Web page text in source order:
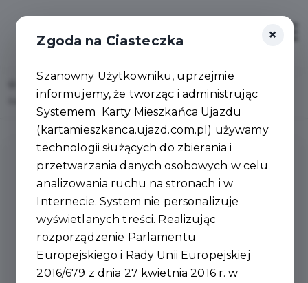
Lista aktualności
Rada Miejska udzieliła Burmistrzowi Wotum Zaufania i Absolutorium
×
Zgoda na Ciasteczka
Szanowny Użytkowniku, uprzejmie
informujemy, że tworząc i administrując
Systemem Karty Mieszkańca Ujazdu
(kartamieszkanca.ujazd.com.pl) używamy
technologii służących do zbierania i
przetwarzania danych osobowych w celu
analizowania ruchu na stronach i w
Internecie. System nie personalizuje
wyświetlanych treści. Realizując
rozporządzenie Parlamentu
Europejskiego i Rady Unii Europejskiej
2016/679 z dnia 27 kwietnia 2016 r. w